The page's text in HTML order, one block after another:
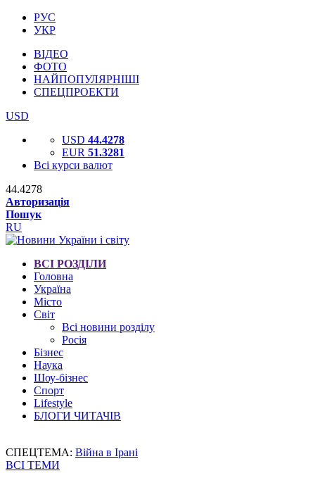
РУС
УКР
ВІДЕО
ФОТО
НАЙПОПУЛЯРНІШІ
СПЕЦПРОЕКТИ
USD
USD 44.4278
EUR 51.3281
Всі курси валют
44.4278
Авторизація
Пошук
RU
ВСІ РОЗДІЛИ
Головна
Україна
Місто
Світ
Всі новини розділу
Росія
Бізнес
Наука
Шоу-бізнес
Спорт
Lifestyle
БЛОГИ ЧИТАЧІВ
СПЕЦТЕМА: Війна в Ірані
ВСІ ТЕМИ